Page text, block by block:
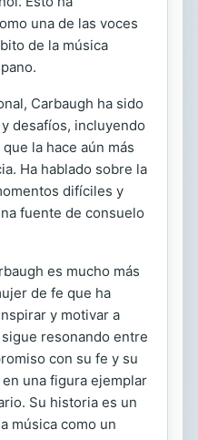
una de las voces
de la música
Carbaugh ha sido
desafíos, incluyendo
la hace aún más
Ha hablado sobre la
difíciles y
fuente de consuelo
es mucho más
de fe que ha
y motivar a
resonando entre
con su fe y su
una figura ejemplar
Su historia es un
música como un